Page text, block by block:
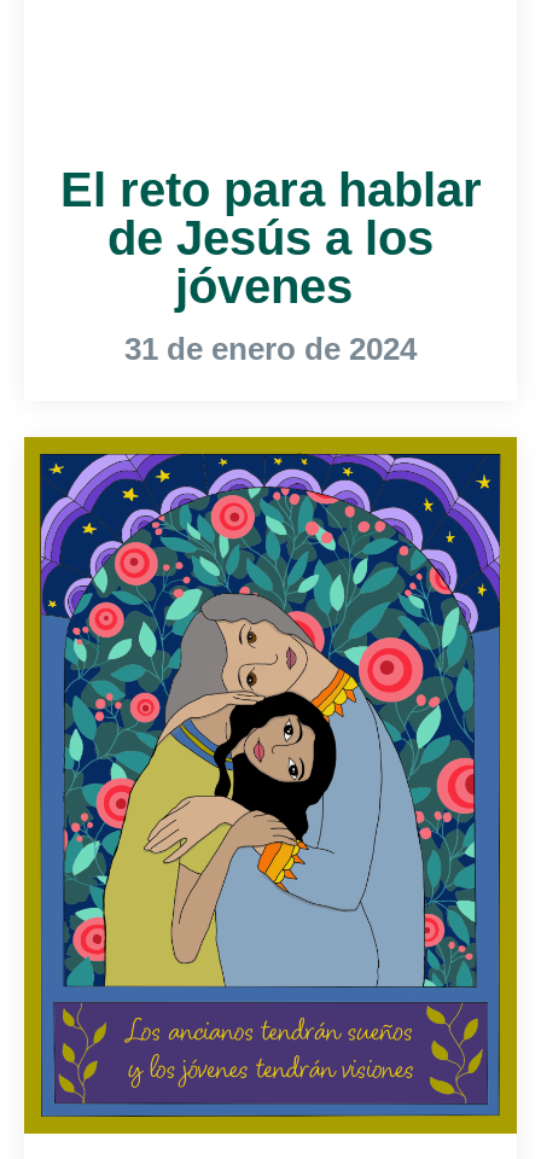
El reto para hablar
de Jesús a los
jóvenes
31 de enero de 2024